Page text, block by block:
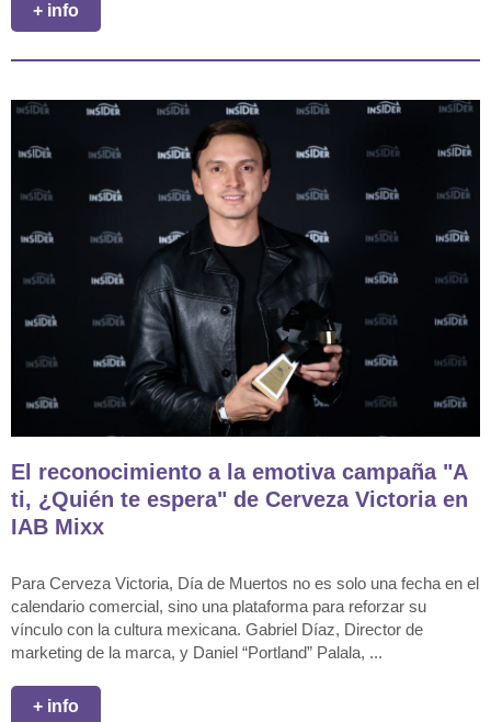
+ info
El reconocimiento a la emotiva campaña "A
ti, ¿Quién te espera" de Cerveza Victoria en
IAB Mixx
Para Cerveza Victoria, Día de Muertos no es solo una fecha en el
calendario comercial, sino una plataforma para reforzar su
vínculo con la cultura mexicana. Gabriel Díaz, Director de
marketing de la marca, y Daniel “Portland” Palala, ...
+ info